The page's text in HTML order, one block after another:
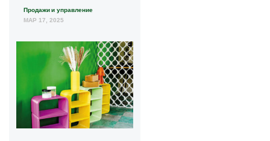
Продажи и управление
МАР 17, 2025